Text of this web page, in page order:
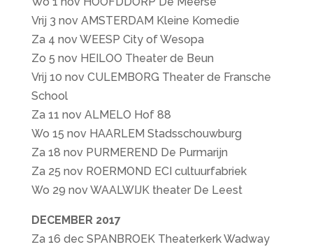
Vrij 3 nov AMSTERDAM Kleine Komedie
Za 4 nov WEESP City of Wesopa
Zo 5 nov HEILOO Theater de Beun
Vrij 10 nov CULEMBORG Theater de Fransche
School
Za 11 nov ALMELO Hof 88
Wo 15 nov HAARLEM Stadsschouwburg
Za 18 nov PURMEREND De Purmarijn
Za 25 nov ROERMOND ECI cultuurfabriek
Wo 29 nov WAALWIJK theater De Leest
DECEMBER 2017
Za 16 dec SPANBROEK Theaterkerk Wadway